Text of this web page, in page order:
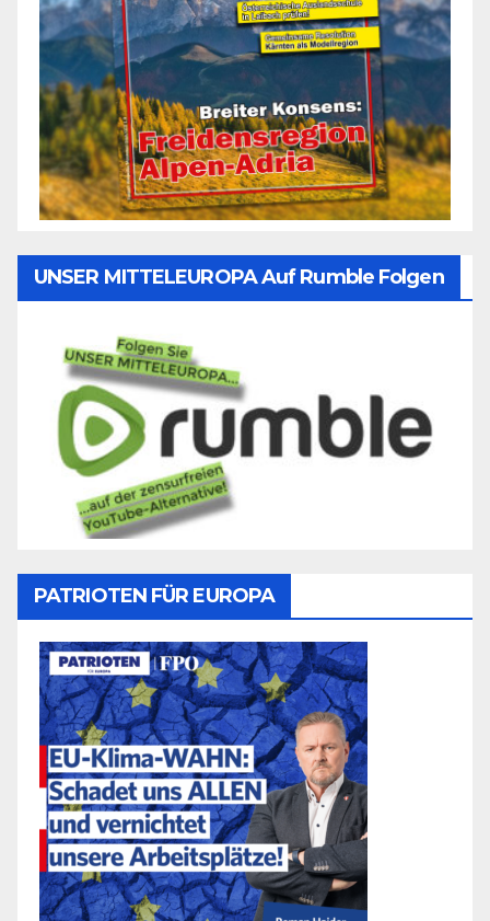
UNSER MITTELEUROPA Auf Rumble Folgen
PATRIOTEN FÜR EUROPA